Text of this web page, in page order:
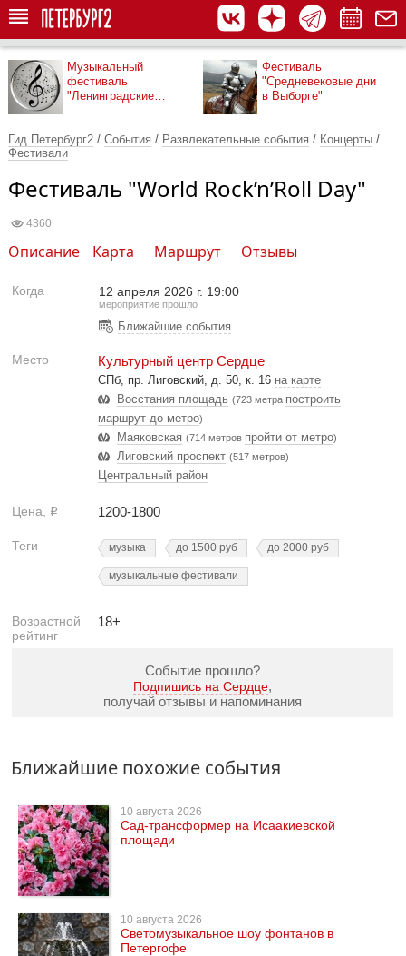
Музыкальный
фестиваль
"Ленинградские
Фестиваль
"Средневековые дни
в Выборге"
Гид Петербург2 / События / Развлекательные события / Концерты /
Фестивали
Фестиваль "World Rock’n’Roll Day"
4360
Описание Карта Маршрут Отзывы
Когда 12 апреля 2026 г. 19:00
мероприятие прошло
Ближайшие события
Место Культурный центр Сердце
СПб, пр. Лиговский, д. 50, к. 16 на карте
Восстания площадь (723 метра построить
маршрут до метро)
Маяковская (714 метров пройти от метро)
Лиговский проспект (517 метров)
Центральный район
Цена, Р 1200-1800
Теги музыка до 1500 руб до 2000 руб
музыкальные фестивали
Возрастной
рейтинг
18+
Событие прошло?
Подпишись на Сердце,
получай отзывы и напоминания
Ближайшие похожие события
10 августа 2026
Сад-трансформер на Исаакиевской
площади
10 августа 2026
Светомузыкальное шоу фонтанов в
Петергофе